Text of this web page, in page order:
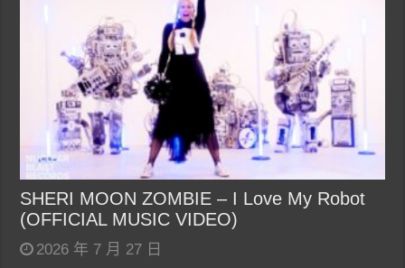
SHERI MOON ZOMBIE – I Love My Robot
(OFFICIAL MUSIC VIDEO)
2026 年 7 月 27 日